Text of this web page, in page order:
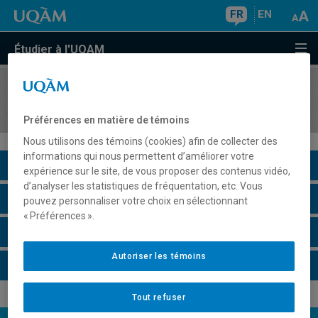
FR EN
Étudier à l'UQAM
COURS//
Description du cours
Horaire - Été 2026
Préférences en matière de témoins
Nous utilisons des témoins (cookies) afin de collecter des
informations qui nous permettent d’améliorer votre
expérience sur le site, de vous proposer des contenus vidéo,
d’analyser les statistiques de fréquentation, etc. Vous
pouvez personnaliser votre choix en sélectionnant
« Préférences ».
Tout refuser
Autoriser les témoins